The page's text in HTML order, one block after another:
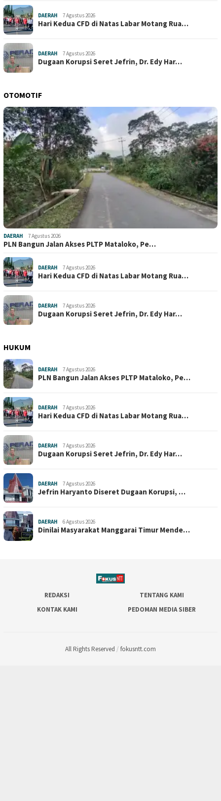
DAERAH 7 Agustus 2026
Hari Kedua CFD di Natas Labar Motang Rua…
DAERAH 7 Agustus 2026
Dugaan Korupsi Seret Jefrin, Dr. Edy Har…
OTOMOTIF
DAERAH 7 Agustus 2026
PLN Bangun Jalan Akses PLTP Mataloko, Pe…
DAERAH 7 Agustus 2026
Hari Kedua CFD di Natas Labar Motang Rua…
DAERAH 7 Agustus 2026
Dugaan Korupsi Seret Jefrin, Dr. Edy Har…
HUKUM
DAERAH 7 Agustus 2026
PLN Bangun Jalan Akses PLTP Mataloko, Pe…
DAERAH 7 Agustus 2026
Hari Kedua CFD di Natas Labar Motang Rua…
DAERAH 7 Agustus 2026
Dugaan Korupsi Seret Jefrin, Dr. Edy Har…
DAERAH 7 Agustus 2026
Jefrin Haryanto Diseret Dugaan Korupsi, …
DAERAH 6 Agustus 2026
Dinilai Masyarakat Manggarai Timur Mende…
REDAKSI
TENTANG KAMI
KONTAK KAMI
PEDOMAN MEDIA SIBER
All Rights Reserved / fokusntt.com